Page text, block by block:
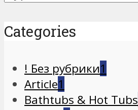
Categories
! Без рубрики1
Article1
Bathtubs & Hot Tubs